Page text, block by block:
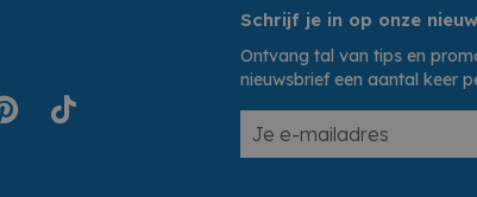
Schrijf je in op onze
Ontvang tal van tips en
nieuwsbrief een aantal keer